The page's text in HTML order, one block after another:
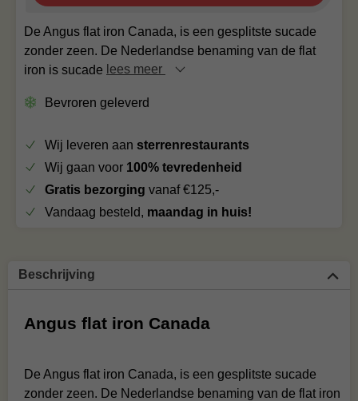
De Angus flat iron Canada, is een gesplitste sucade
zonder zeen. De Nederlandse benaming van de flat
iron is sucade lees meer
Bevroren geleverd
Wij leveren aan sterrenrestaurants
Wij gaan voor 100% tevredenheid
Gratis bezorging vanaf €125,-
Vandaag besteld, maandag in huis!
Beschrijving
Angus flat iron Canada
De Angus flat iron Canada, is een gesplitste sucade
zonder zeen. De Nederlandse benaming van de flat iron